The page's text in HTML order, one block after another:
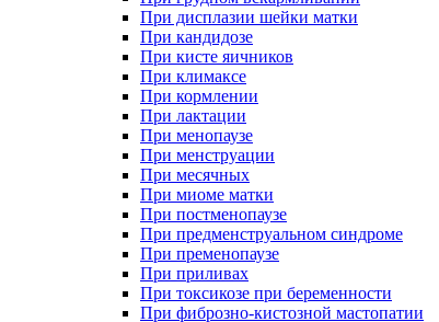
При дисплазии шейки матки
При кандидозе
При кисте яичников
При климаксе
При кормлении
При лактации
При менопаузе
При менструации
При месячных
При миоме матки
При постменопаузе
При предменструальном синдроме
При пременопаузе
При приливах
При токсикозе при беременности
При фиброзно-кистозной мастопатии